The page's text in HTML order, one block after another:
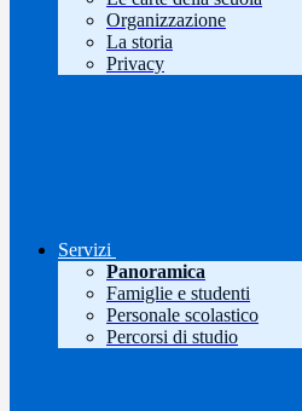
Organizzazione
La storia
Privacy
Servizi
Panoramica
Famiglie e studenti
Personale scolastico
Percorsi di studio